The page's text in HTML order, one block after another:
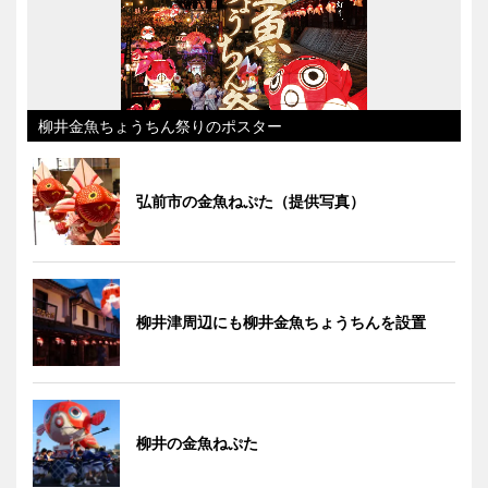
柳井金魚ちょうちん祭りのポスター
弘前市の金魚ねぷた（提供写真）
柳井津周辺にも柳井金魚ちょうちんを設置
柳井の金魚ねぷた